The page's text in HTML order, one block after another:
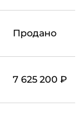
Продано
7 625 200 ₽